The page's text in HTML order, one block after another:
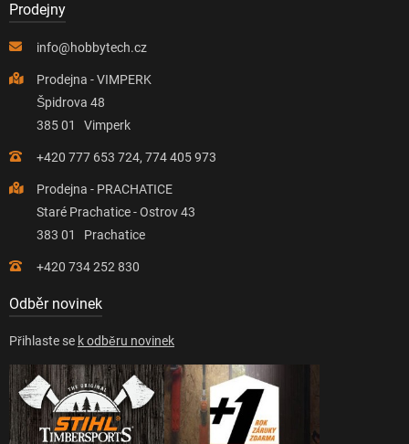
Prodejny
info@hobbytech.cz
Prodejna - VIMPERK
Špidrova 48
385 01 Vimperk
+420 777 653 724, 774 405 973
Prodejna - PRACHATICE
Staré Prachatice - Ostrov 43
383 01 Prachatice
+420 734 252 830
Odběr novinek
Přihlaste se k odběru novinek